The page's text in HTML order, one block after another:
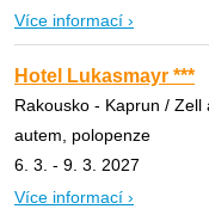
Více informací ›
Hotel Lukasmayr ***
Rakousko - Kaprun / Zell
autem, polopenze
6. 3. - 9. 3. 2027
Více informací ›